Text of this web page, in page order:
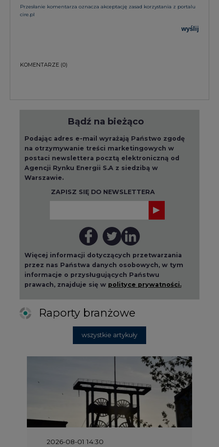
Przesłanie komentarza oznacza akceptację zasad korzystania z portalu
cire.pl
wyślij
KOMENTARZE (0)
Bądź na bieżąco
Podając adres e-mail wyrażają Państwo zgodę
na otrzymywanie treści marketingowych w
postaci newslettera pocztą elektroniczną od
Agencji Rynku Energii S.A z siedzibą w
Warszawie.
ZAPISZ SIĘ DO NEWSLETTERA
Więcej informacji dotyczących przetwarzania
przez nas Państwa danych osobowych, w tym
informacje o przysługujących Państwu
prawach, znajduje się w polityce prywatności.
Raporty branżowe
wszystkie artykuły
2026-08-01 14:30